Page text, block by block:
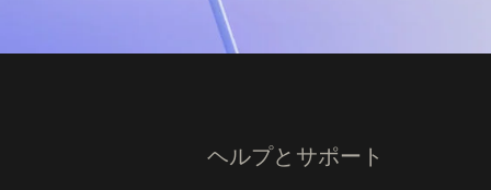
ヘルプとサポート